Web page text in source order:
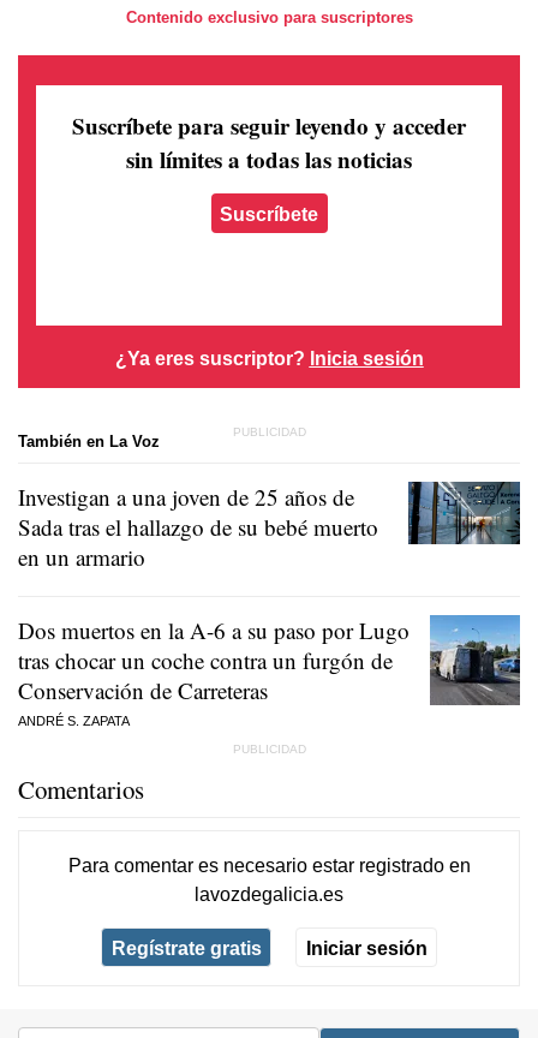
Contenido exclusivo para suscriptores
Suscríbete para seguir leyendo y acceder
sin límites a todas las noticias
Suscríbete
¿Ya eres suscriptor? Inicia sesión
También en La Voz
Investigan a una joven de 25 años de
Sada tras el hallazgo de su bebé muerto
en un armario
Dos muertos en la A-6 a su paso por Lugo
tras chocar un coche contra un furgón de
Conservación de Carreteras
ANDRÉ S. ZAPATA
Comentarios
Para comentar es necesario estar registradoen
lavozdegalicia.es
Regístrate gratis Iniciar sesión